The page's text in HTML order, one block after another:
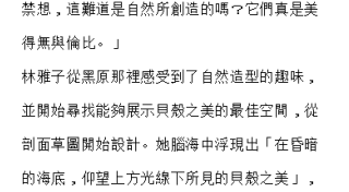
禁想，這難道是自然所創造的嗎？它們真是美
得無與倫比。」
林雅子從黑原那裡感受到了自然造型的趣味，
並開始尋找能夠展示貝殼之美的最佳空間，從
剖面草圖開始設計。她腦海中浮現出「在昏暗
的海底，仰望上方光線下所見的貝殼之美」，